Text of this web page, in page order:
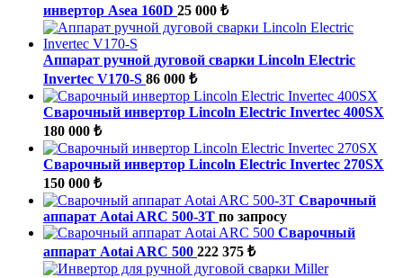
инвертор Asea 160D 25 000 ₺
Аппарат ручной дуговой сварки Lincoln Electric
Invertec V170-S 86 000 ₺
Сварочный инвертор Lincoln Electric Invertec 400SХ
180 000 ₺
Сварочный инвертор Lincoln Electric Invertec 270SX
150 000 ₺
Сварочный
аппарат Aotai ARC 500-3T по запросу
Сварочный
аппарат Aotai ARC 500 222 375 ₺